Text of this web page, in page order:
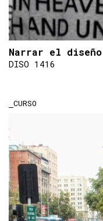
Narrar el diseño
DISO 1416
CURSO